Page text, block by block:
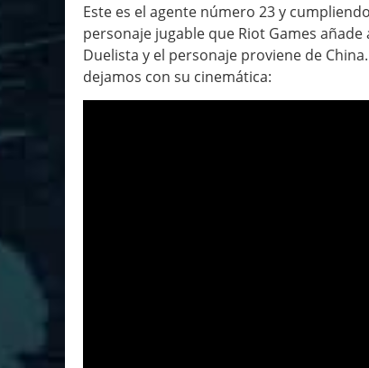
Este es el agente número 23 y
personaje jugable que Riot Games
Duelista y el personaje proviene de
dejamos con su cinemática: